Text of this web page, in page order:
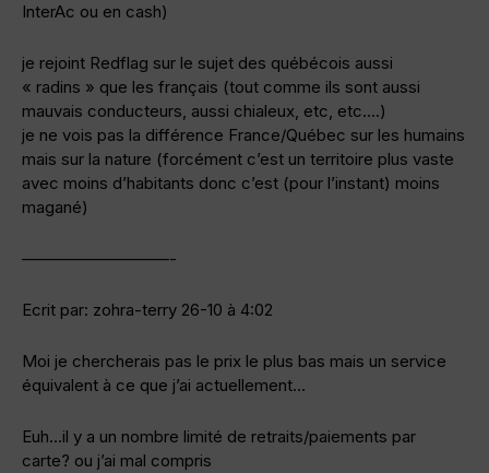
InterAc ou en cash)
je rejoint Redflag sur le sujet des québécois aussi
« radins » que les français (tout comme ils sont aussi
mauvais conducteurs, aussi chialeux, etc, etc….)
je ne vois pas la différence France/Québec sur les humains
mais sur la nature (forcément c’est un territoire plus vaste
avec moins d’habitants donc c’est (pour l’instant) moins
magané)
—————————-
Ecrit par: zohra-terry 26-10 à 4:02
Moi je chercherais pas le prix le plus bas mais un service
équivalent à ce que j’ai actuellement…
Euh…il y a un nombre limité de retraits/paiements par
carte? ou j’ai mal compris